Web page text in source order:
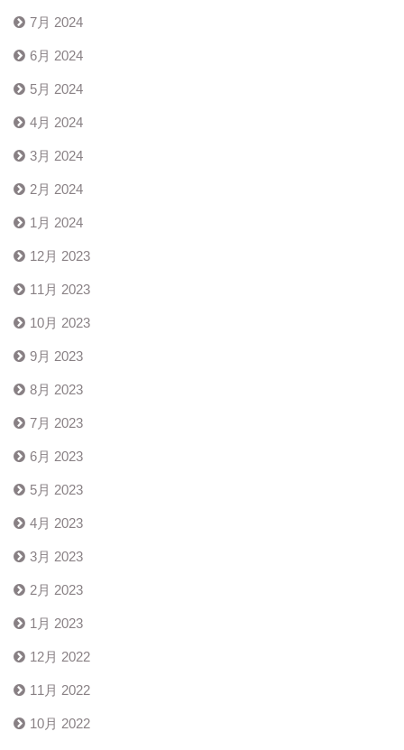
7月 2024
6月 2024
5月 2024
4月 2024
3月 2024
2月 2024
1月 2024
12月 2023
11月 2023
10月 2023
9月 2023
8月 2023
7月 2023
6月 2023
5月 2023
4月 2023
3月 2023
2月 2023
1月 2023
12月 2022
11月 2022
10月 2022